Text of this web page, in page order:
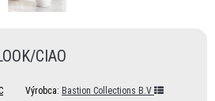
CIAO
Výrobca: Bastion Collections B.V